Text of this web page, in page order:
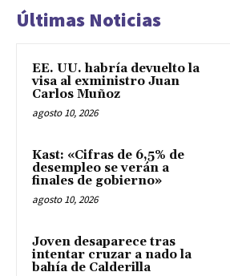
Últimas Noticias
EE. UU. habría devuelto la
visa al exministro Juan
Carlos Muñoz
agosto 10, 2026
Kast: «Cifras de 6,5% de
desempleo se verán a
finales de gobierno»
agosto 10, 2026
Joven desaparece tras
intentar cruzar a nado la
bahía de Calderilla